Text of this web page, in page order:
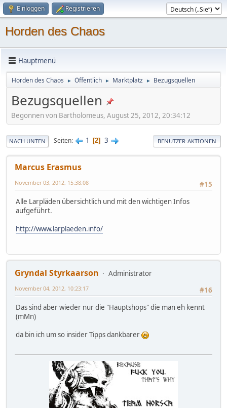
Einloggen Registrieren
Horden des Chaos
Hauptmenü
Horden des Chaos ► Öffentlich ► Marktplatz ► Bezugsquellen
Bezugsquellen
Begonnen von Bartholomeus, August 25, 2012, 20:34:12
NACH UNTEN Seiten 1 2 3 BENUTZER-AKTIONEN
Marcus Erasmus
#15
November 03, 2012, 15:38:08
Alle Larpläden übersichtlich und mit den wichtigen Infos
aufgeführt.
http://www.larplaeden.info/
Gryndal Styrkaarson
Administrator
#16
November 04, 2012, 10:23:17
Das sind aber wieder nur die "Hauptshops" die man eh kennt
(mMn)
da bin ich um so insider Tipps dankbarer